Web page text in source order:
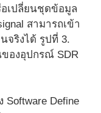
เปลี่ยนชุดข้อมูล
สามารถเข้า
จริงได้ รูปที่ 3.
ของอุปกรณ์ SDR
Software Define